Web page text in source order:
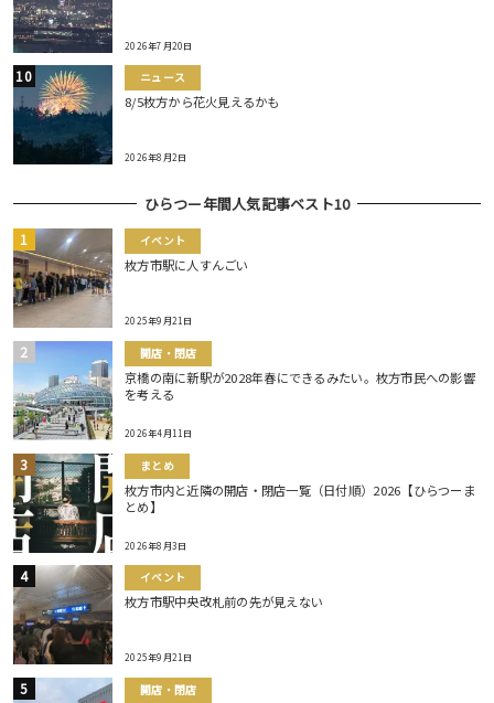
2026年7月20日
ニュース
8/5枚方から花火見えるかも
2026年8月2日
ひらつー年間人気記事ベスト10
イベント
枚方市駅に人すんごい
2025年9月21日
開店・閉店
京橋の南に新駅が2028年春にできるみたい。枚方市民への影響
を考える
2026年4月11日
まとめ
枚方市内と近隣の開店・閉店一覧（日付順）2026【ひらつーま
とめ】
2026年8月3日
イベント
枚方市駅中央改札前の先が見えない
2025年9月21日
開店・閉店